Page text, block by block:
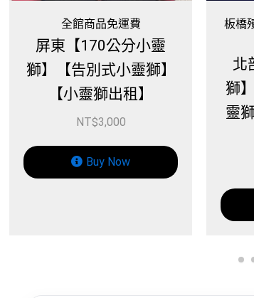
商品免運費
170公分小靈
別式小靈獅】
靈獅出租】
Buy Now
板橋殯儀館喪禮花籃
北部【170公
獅】【170公分
靈獅】【170公
Buy Now